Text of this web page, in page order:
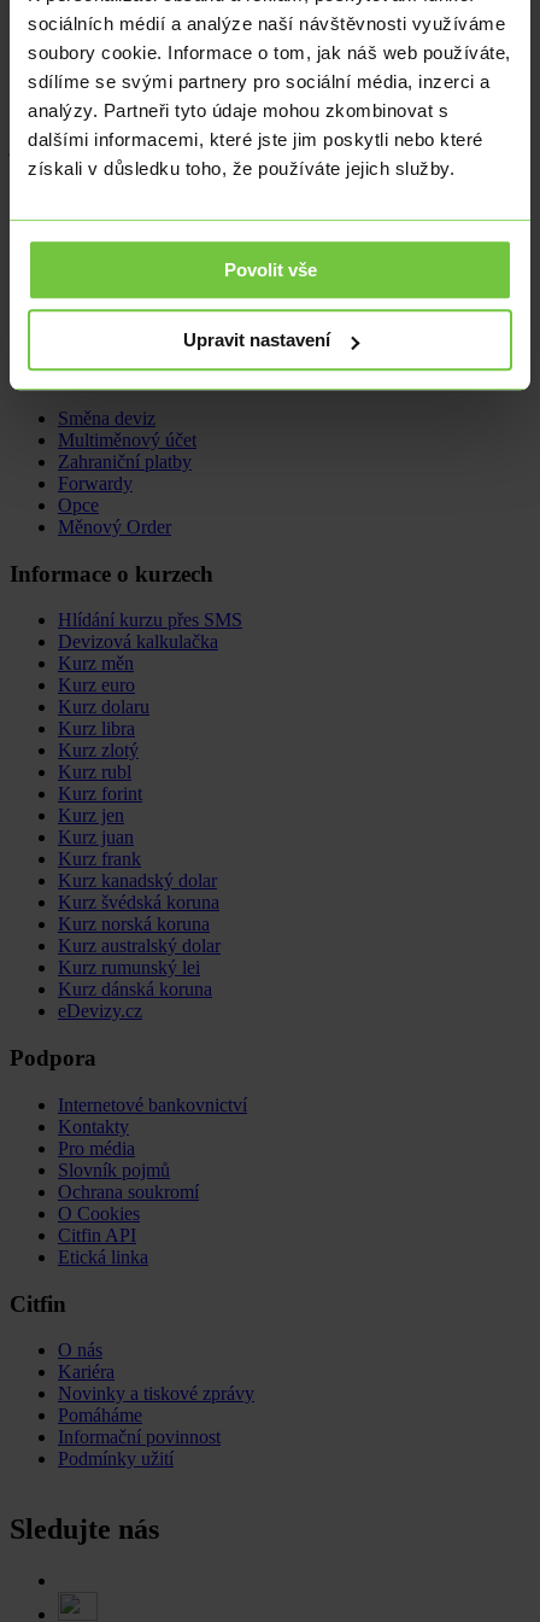
sociálních médií a analýze naší návštěvnosti využíváme
soubory cookie. Informace o tom, jak náš web používáte,
sdílíme se svými partnery pro sociální média, inzerci a
analýzy. Partneři tyto údaje mohou zkombinovat s
dalšími informacemi, které jste jim poskytli nebo které
získali v důsledku toho, že používáte jejich služby.
Povolit vše
Upravit nastavení
mnoho dalšího,“ představuje nový portál edevizy.cz jeho šéfredaktor
Celý obsah portálu je prošpikován širokou škálou měnových párů
na online mezibankovním trhu. Naši redaktoři
jsou součástí
analytického týmu společnosti Citfin – Finanční trhy, a.s., která je
jedním z hlavních expertů na devizový trh v ČR více než 25 let.
Hana Chlebcováhana.chlebcova@citfin.cz
+420 733 129
Nabídka
Směna deviz
Multiměnový účet
Zahraniční platby
Forwardy
Opce
Měnový Order
Informace o kurzech
Hlídání kurzu přes SMS
Devizová kalkulačka
Kurz měn
Kurz euro
Kurz dolaru
Kurz libra
Kurz zlotý
Kurz rubl
Kurz forint
Kurz jen
Kurz juan
Kurz frank
Kurz kanadský dolar
Kurz švédská koruna
Kurz norská koruna
Kurz australský dolar
Kurz rumunský lei
Kurz dánská koruna
eDevizy.cz
Podpora
Internetové bankovnictví
Kontakty
Pro média
Slovník pojmů
Ochrana soukromí
O Cookies
Citfin API
Etická linka
Citfin
O nás
Kariéra
Novinky a tiskové zprávy
Pomáháme
Informační povinnost
Podmínky užití
Sledujte nás